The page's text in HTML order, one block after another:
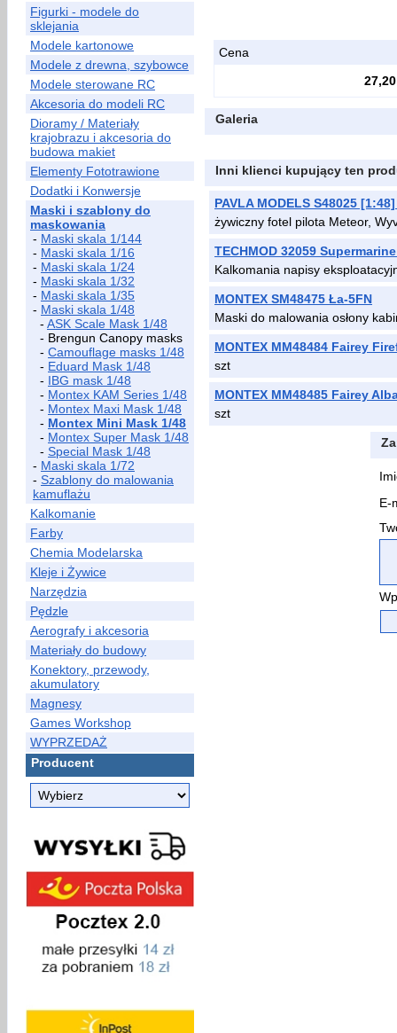
Figurki - modele do
sklejania
Modele kartonowe
Modele z drewna, szybowce
Modele sterowane RC
Akcesoria do modeli RC
Dioramy / Materiały
krajobrazu i akcesoria do
budowa makiet
Elementy Fototrawione
Dodatki i Konwersje
Maski i szablony do
maskowania
- Maski skala 1/144
- Maski skala 1/16
- Maski skala 1/24
- Maski skala 1/32
- Maski skala 1/35
- Maski skala 1/48
- ASK Scale Mask 1/48
- Brengun Canopy masks
- Camouflage masks 1/48
- Eduard Mask 1/48
- IBG mask 1/48
- Montex KAM Series 1/48
- Montex Maxi Mask 1/48
- Montex Mini Mask 1/48
- Montex Super Mask 1/48
- Special Mask 1/48
- Maski skala 1/72
- Szablony do malowania
kamuflażu
Kalkomanie
Farby
Chemia Modelarska
Kleje i Żywice
Narzędzia
Pędzle
Aerografy i akcesoria
Materiały do budowy
Konektory, przewody,
akumulatory
Magnesy
Games Workshop
WYPRZEDAŻ
Producent
Cena
27,20
Galeria
Inni klienci kupujący ten
PAVLA MODELS S48025
żywiczny fotel pilota Meteor,
TECHMOD 32059
Kalkomania napisy
MONTEX SM48475 Ła-5FN
Maski do malowania osłony
MONTEX MM48484 Fairey
szt
MONTEX MM48485 Fairey
szt
E-